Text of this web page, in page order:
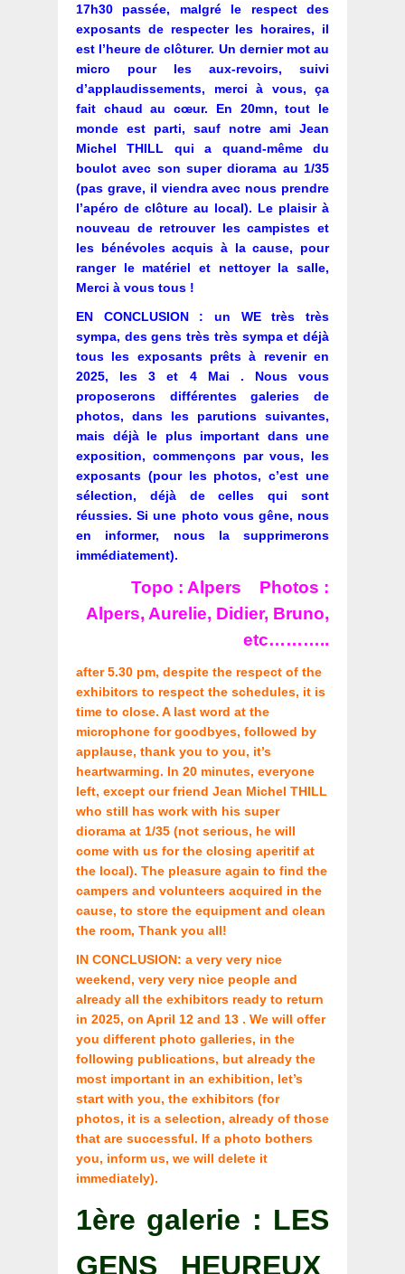
17h30 passée, malgré le respect des
exposants de respecter les horaires, il
est l’heure de clôturer. Un dernier mot au
micro pour les aux-revoirs, suivi
d’applaudissements, merci à vous, ça
fait chaud au cœur. En 20mn, tout le
monde est parti, sauf notre ami Jean
Michel THILL qui a quand-même du
boulot avec son super diorama au 1/35
(pas grave, il viendra avec nous prendre
l’apéro de clôture au local). Le plaisir à
nouveau de retrouver les campistes et
les bénévoles acquis à la cause, pour
ranger le matériel et nettoyer la salle,
Merci à vous tous !
EN CONCLUSION : un WE très très
sympa, des gens très très sympa et déjà
tous les exposants prêts à revenir en
2025, les 3 et 4 Mai . Nous vous
proposerons différentes galeries de
photos, dans les parutions suivantes,
mais déjà le plus important dans une
exposition, commençons par vous, les
exposants (pour les photos, c’est une
sélection, déjà de celles qui sont
réussies. Si une photo vous gêne, nous
en informer, nous la supprimerons
immédiatement).
Topo : Alpers Photos :
Alpers, Aurelie, Didier, Bruno,
etc………..
after 5.30 pm, despite the respect of the
exhibitors to respect the schedules, it is
time to close. A last word at the
microphone for goodbyes, followed by
applause, thank you to you, it’s
heartwarming. In 20 minutes, everyone
left, except our friend Jean Michel THILL
who still has work with his super
diorama at 1/35 (not serious, he will
come with us for the closing aperitif at
the local). The pleasure again to find the
campers and volunteers acquired in the
cause, to store the equipment and clean
the room, Thank you all!
IN CONCLUSION: a very very nice
weekend, very very nice people and
already all the exhibitors ready to return
in 2025, on April 12 and 13 . We will offer
you different photo galleries, in the
following publications, but already the
most important in an exhibition, let’s
start with you, the exhibitors (for
photos, it is a selection, already of those
that are successful. If a photo bothers
you, inform us, we will delete it
immediately).
1ère galerie : LES
GENS HEUREUX